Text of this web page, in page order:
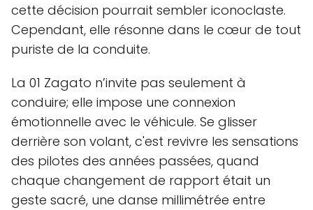
cette décision pourrait sembler iconoclaste.
Cependant, elle résonne dans le cœur de tout
puriste de la conduite.
La 01 Zagato n’invite pas seulement à
conduire; elle impose une connexion
émotionnelle avec le véhicule. Se glisser
derrière son volant, c'est revivre les sensations
des pilotes des années passées, quand
chaque changement de rapport était un
geste sacré, une danse millimétrée entre